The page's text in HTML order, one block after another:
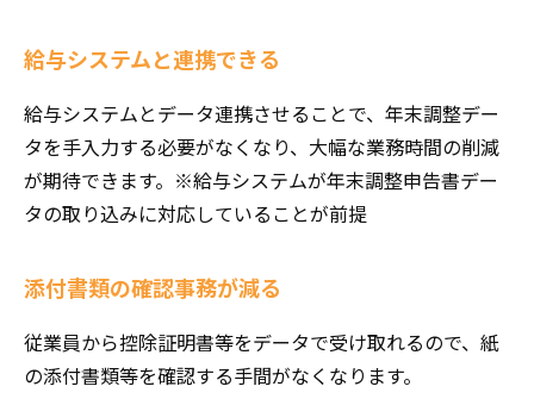
給与システムと連携できる
給与システムとデータ連携させることで、年末調整デー
タを手入力する必要がなくなり、大幅な業務時間の削減
が期待できます。※給与システムが年末調整申告書デー
タの取り込みに対応していることが前提
添付書類の確認事務が減る
従業員から控除証明書等をデータで受け取れるので、紙
の添付書類等を確認する手間がなくなります。